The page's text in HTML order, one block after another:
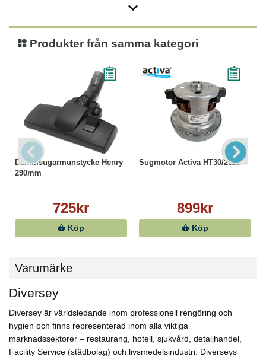
Produkter från samma kategori
Dammsugarmunstycke Henry
290mm
725kr
Köp
Sugmotor Activa HT30/2020
899kr
Köp
Varumärke
Diversey
Diversey är världsledande inom professionell rengöring och
hygien och finns representerad inom alla viktiga
marknadssektorer – restaurang, hotell, sjukvård, detaljhandel,
Facility Service (städbolag) och livsmedelsindustri. Diverseys